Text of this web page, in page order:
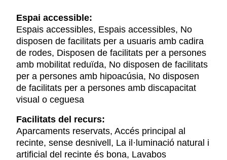
Espai accessible:
Espais accessibles, Espais accessibles, No
disposen de facilitats per a usuaris amb cadira
de rodes, Disposen de facilitats per a persones
amb mobilitat reduïda, No disposen de facilitats
per a persones amb hipoacúsia, No disposen
de facilitats per a persones amb discapacitat
visual o ceguesa
Facilitats del recurs:
Aparcaments reservats, Accés principal al
recinte, sense desnivell, La il·luminació natural i
artificial del recinte és bona, Lavabos